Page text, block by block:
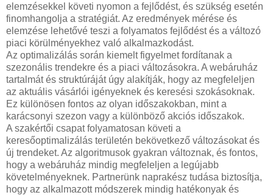
elemzésekkel követi nyomon a fejlődést, és szükség esetén
finomhangolja a stratégiát. Az eredmények mérése és
elemzése lehetővé teszi a folyamatos fejlődést és a változó
piaci körülményekhez való alkalmazkodást.
Az optimalizálás során kiemelt figyelmet fordítanak a
szezonális trendekre és a piaci változásokra. A webáruház
tartalmát és struktúráját úgy alakítják, hogy az megfeleljen
az aktuális vásárlói igényeknek és keresési szokásoknak.
Ez különösen fontos az olyan időszakokban, mint a
karácsonyi szezon vagy a különböző akciós időszakok.
A szakértői csapat folyamatosan követi a
keresőoptimalizálás területén bekövetkező változásokat és
új trendeket. Az algoritmusok gyakran változnak, és fontos,
hogy a webáruház mindig megfeleljen a legújabb
követelményeknek. Partnerünk naprakész tudása biztosítja,
hogy az alkalmazott módszerek mindig hatékonyak és